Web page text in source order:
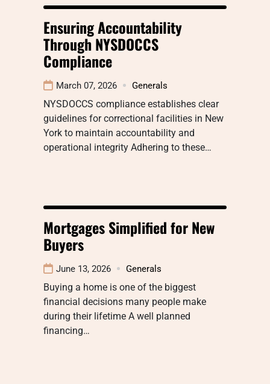
Ensuring Accountability
Through NYSDOCCS
Compliance
March 07, 2026 Generals
NYSDOCCS compliance establishes clear
guidelines for correctional facilities in New
York to maintain accountability and
operational integrity Adhering to these…
Mortgages Simplified for New
Buyers
June 13, 2026 Generals
Buying a home is one of the biggest
financial decisions many people make
during their lifetime A well planned
financing…